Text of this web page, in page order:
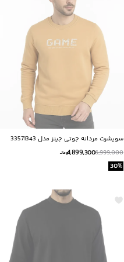
سویشرت مردانه جوتی جینز مدل 33571343
6,999,000
4,899,300تومانــ
30%